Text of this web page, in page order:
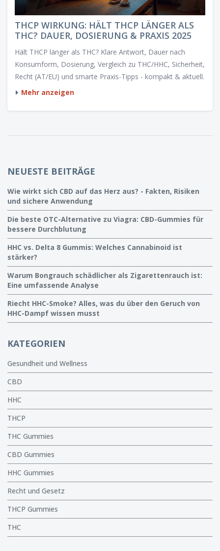
THCP WIRKUNG: HÄLT THCP LÄNGER ALS
THC? DAUER, DOSIERUNG & PRAXIS 2025
Hält THCP länger als THC? Klare Antwort, Dauer nach
Konsumform, Dosierung, Vergleich zu THC/HHC, Sicherheit,
Recht (AT/EU) und smarte Praxis-Tipps - kompakt & aktuell.
Mehr anzeigen
NEUESTE BEITRÄGE
Wie wirkt sich CBD auf das Herz aus? - Fakten, Risiken
und sichere Anwendung
Die beste OTC-Alternative zu Viagra: CBD-Gummies für
bessere Durchblutung
HHC vs. Delta 8 Gummis: Welches Cannabinoid ist
stärker?
Warum Bongrauch schädlicher als Zigarettenrauch ist:
Eine umfassende Analyse
Riecht HHC-Smoke? Alles, was du über den Geruch von
HHC-Dampf wissen musst
KATEGORIEN
Gesundheit und Wellness
CBD
HHC
THCP
THC Gummies
CBD Gummies
HHC Gummies
Recht und Gesetz
THCP Gummies
THC